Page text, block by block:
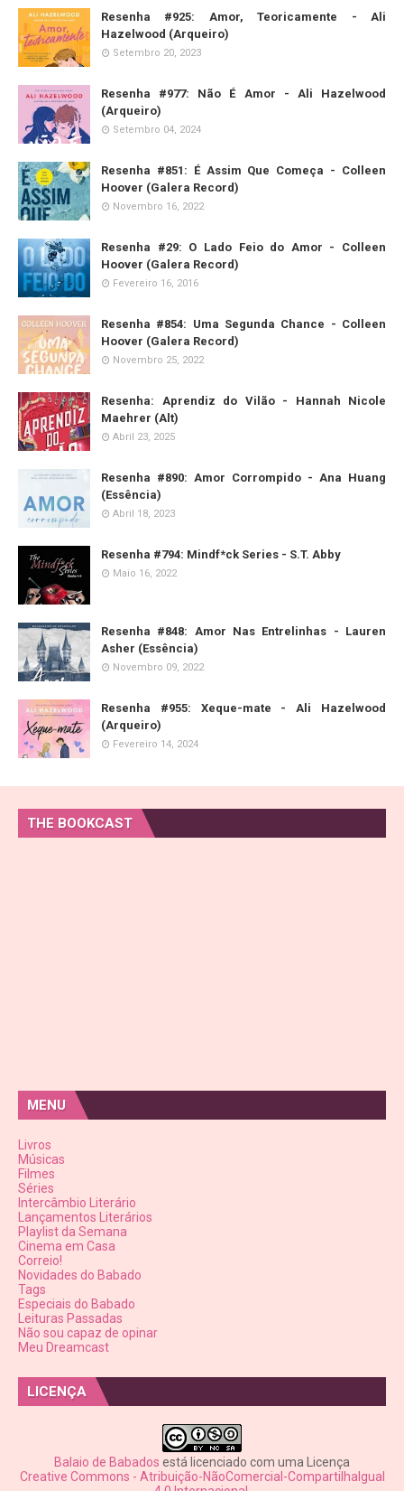
Resenha #925: Amor, Teoricamente - Ali
Hazelwood (Arqueiro)
Setembro 20, 2023
Resenha #977: Não É Amor - Ali Hazelwood
(Arqueiro)
Setembro 04, 2024
Resenha #851: É Assim Que Começa - Colleen
Hoover (Galera Record)
Novembro 16, 2022
Resenha #29: O Lado Feio do Amor - Colleen
Hoover (Galera Record)
Fevereiro 16, 2016
Resenha #854: Uma Segunda Chance - Colleen
Hoover (Galera Record)
Novembro 25, 2022
Resenha: Aprendiz do Vilão - Hannah Nicole
Maehrer (Alt)
Abril 23, 2025
Resenha #890: Amor Corrompido - Ana Huang
(Essência)
Abril 18, 2023
Resenha #794: Mindf*ck Series - S.T. Abby
Maio 16, 2022
Resenha #848: Amor Nas Entrelinhas - Lauren
Asher (Essência)
Novembro 09, 2022
Resenha #955: Xeque-mate - Ali Hazelwood
(Arqueiro)
Fevereiro 14, 2024
THE BOOKCAST
MENU
Livros
Músicas
Filmes
Séries
Intercâmbio Literário
Lançamentos Literários
Playlist da Semana
Cinema em Casa
Correio!
Novidades do Babado
Tags
Especiais do Babado
Leituras Passadas
Não sou capaz de opinar
Meu Dreamcast
LICENÇA
Balaio de Babados está licenciado com uma Licença
Creative Commons - Atribuição-NãoComercial-CompartilhaIgual